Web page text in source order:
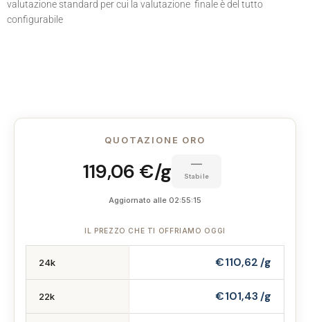
valutazione standard per cui la valutazione finale è del tutto
configurabile
QUOTAZIONE ORO
119,06 €/g —
Stabile
Aggiornato alle 02:55:15
IL PREZZO CHE TI OFFRIAMO OGGI
24k € 110,62 /g
22k € 101,43 /g